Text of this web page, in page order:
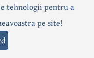
Interviuri
tehnologii pentru a
pe site!